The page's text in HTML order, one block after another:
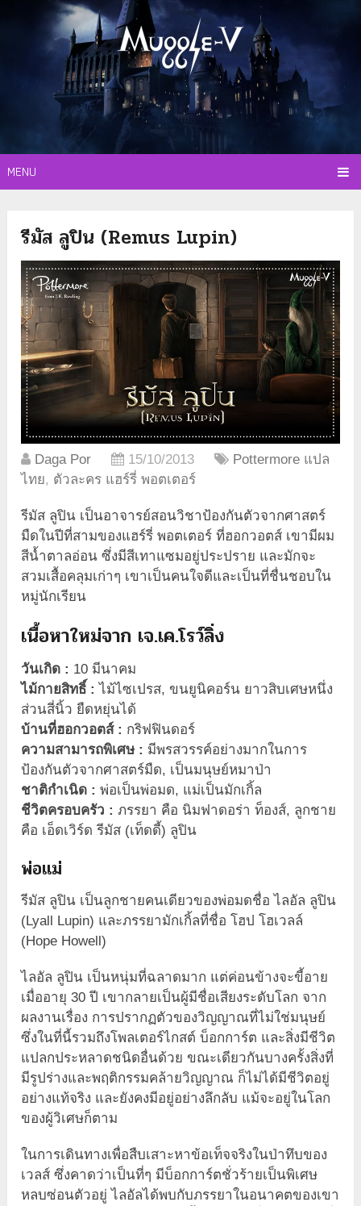
MENU
รีมัส ลูปิน (Remus Lupin)
Daga Por 15/10/2013
Pottermore แปล
ไทย, ตัวละคร แฮร์รี่ พอตเตอร์
รีมัส ลูปิน เป็นอาจารย์สอนวิชาป้องกันตัวจากศาสตร์
มืดในปีที่สามของแฮร์รี่ พอตเตอร์ ที่ฮอกวอตส์ เขามีผม
สีน้ำตาลอ่อน ซึ่งมีสีเทาแซมอยู่ประปราย และมักจะ
สวมเสื้อคลุมเก่าๆ เขาเป็นคนใจดีและเป็นที่ชื่นชอบใน
หมู่นักเรียน
เนื้อหาใหม่จาก เจ.เค.โรว์ลิ่ง
วันเกิด : 10 มีนาคม
ไม้กายสิทธิ์ : ไม้ไซเปรส, ขนยูนิคอร์น ยาวสิบเศษหนึ่ง
ส่วนสี่นิ้ว ยืดหยุ่นได้
บ้านที่ฮอกวอตส์ : กริฟฟินดอร์
ความสามารถพิเศษ : มีพรสวรรค์อย่างมากในการ
ป้องกันตัวจากศาสตร์มืด, เป็นมนุษย์หมาป่า
ชาติกำเนิด : พ่อเป็นพ่อมด, แม่เป็นมักเกิ้ล
ชีวิตครอบครัว : ภรรยา คือ นิมฟาดอร่า ท็องส์, ลูกชาย
คือ เอ็ดเวิร์ด รีมัส (เท็ดดี้) ลูปิน
พ่อแม่
รีมัส ลูปิน เป็นลูกชายคนเดียวของพ่อมดชื่อ ไลอัล ลูปิน
(Lyall Lupin) และภรรยามักเกิ้ลที่ชื่อ โฮป โฮเวลล์
(Hope Howell)
ไลอัล ลูปิน เป็นหนุ่มที่ฉลาดมาก แต่ค่อนข้างจะขี้อาย
เมื่ออายุ 30 ปี เขากลายเป็นผู้มีชื่อเสียงระดับโลก จาก
ผลงานเรื่อง การปรากฏตัวของวิญญาณที่ไม่ใช่มนุษย์
ซึ่งในที่นี้รวมถึงโพลเตอร์ไกสต์ บ็อกการ์ต และสิ่งมีชีวิต
แปลกประหลาดชนิดอื่นด้วย ขณะเดียวกันบางครั้งสิ่งที่
มีรูปร่างและพฤติกรรมคล้ายวิญญาณ ก็ไม่ได้มีชีวิตอยู่
อย่างแท้จริง และยังคงมีอยู่อย่างลึกลับ แม้จะอยู่ในโลก
ของผู้วิเศษก็ตาม
ในการเดินทางเพื่อสืบเสาะหาข้อเท็จจริงในป่าทึบของ
เวลส์ ซึ่งคาดว่าเป็นที่ๆ มีบ็อกการ์ตชั่วร้ายเป็นพิเศษ
หลบซ่อนตัวอยู่ ไลอัลได้พบกับภรรยาในอนาคตของเขา